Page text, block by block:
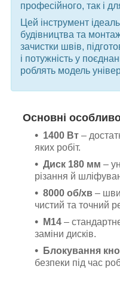
професійного, так і
Цей інструмент
будівництва та
зачистки швів,
і потужність у
роблять модель
Основні
1400 Вт –
яких робіт.
Диск 180 мм –
різання й
8000 об/хв –
чистий та точний
M14 –
заміни дисків.
Блокування
безпеки під час